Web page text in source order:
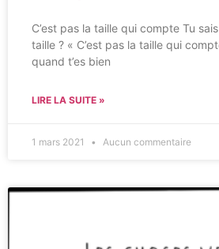
C’est pas la taille qui compte Tu
taille ? « C’est pas la taille qui
quand t’es bien
LIRE LA SUITE »
1 mars 2021 Aucun commentaire